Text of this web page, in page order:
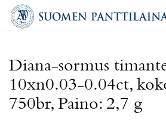
Diana-sormus
10xn0.03-0.04ct,
750br, Paino: 2,7 g